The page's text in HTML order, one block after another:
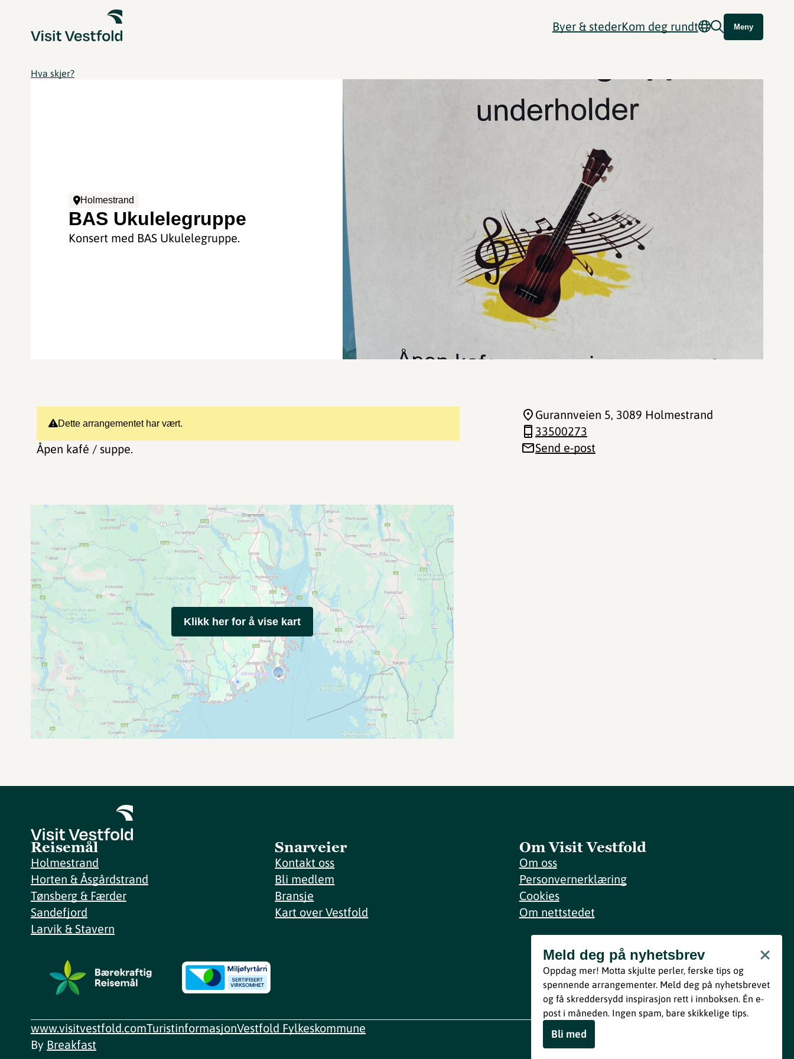
Byer & stederKom deg rundt Meny
Hva skjer?
Holmestrand
BAS Ukulelegruppe
Konsert med BAS Ukulelegruppe.
Dette arrangementet har vært.
Åpen kafé / suppe.
Gurannveien 5, 3089 Holmestrand
33500273
Send e-post
Klikk her for å vise kart
Reisemål
Holmestrand
Horten & Åsgårdstrand
Tønsberg & Færder
Sandefjord
Larvik & Stavern
Snarveier
Kontakt oss
Bli medlem
Bransje
Kart over Vestfold
Om Visit Vestfold
Om oss
Personvernerklæring
Cookies
Om nettstedet
Meld deg på nyhetsbrev
Bli med
Ved å melde deg inn godtar du våre vilkår i henhold til vår
personvernerklæring.
Meld deg på nyhetsbrev
Oppdag mer! Motta skjulte perler, ferske tips og
spennende arrangementer. Meld deg på nyhetsbrevet
og få skreddersydd inspirasjon rett i innboksen. Én e-
post i måneden. Ingen spam, bare skikkelige tips.
Bli med
www.visitvestfold.comTuristinformasjonVestfold Fylkeskommune
By Breakfast